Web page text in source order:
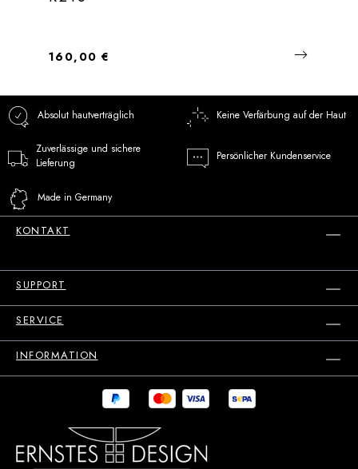
Regulärer Preis:
160,00 €
Absolut hautverträglich Keine Verfärbung auf der Haut
Zuverlässige und sichere
Lieferung
Persönlicher Kundenservice
Made in Germany
KONTAKT
SUPPORT
SERVICE
INFORMATION